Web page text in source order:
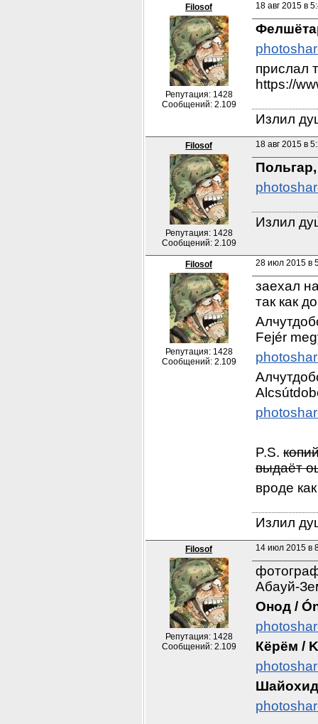
Filosof
Репутация: 1428
Сообщений: 2.109
18 авг 2015 в
прислал
https://
Излил
Filosof
Репутация: 1428
Сообщений: 2.109
18 авг 2015 в
Излил
Filosof
Репутация: 1428
Сообщений: 2.109
28 июл 2015 в
заехал
так как
Fejér
P.S.
выдаёт
вроде
Излил
Filosof
Репутация: 1428
Сообщений: 2.109
14 июл 2015 в
Абауй-
Онод /
Кёрём /